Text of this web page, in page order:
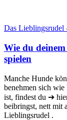
Das Lieblingsrudel
Wie du
spielen
Manche Hunde
benehmen sich
ist, findest du ➔
beibringst, nett mit
Lieblingsrudel .